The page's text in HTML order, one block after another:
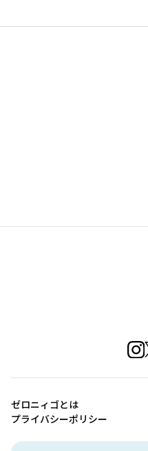
ゼロニィゴとは
プライバシーポリシー